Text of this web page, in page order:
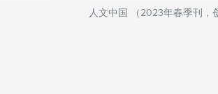
人文中国 （2023年春季刊，